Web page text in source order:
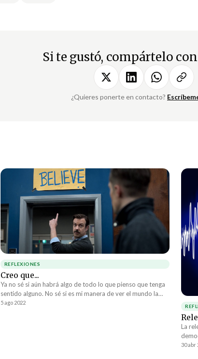
Si te gustó, compártelo
¿Quieres ponerte en contacto?
REFLEXIONES
Creo que...
Ya no sé si aún habrá algo de todo lo que pienso que tenga
sentido alguno. No sé si es mi manera de ver el mundo la
que está torcida o es el mundo en sí el que está perdiendo
5 ago 2022
La
30 abr